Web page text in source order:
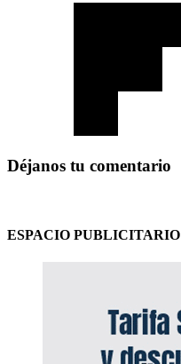
Déjanos tu comentario
ESPACIO PUBLICITARIO